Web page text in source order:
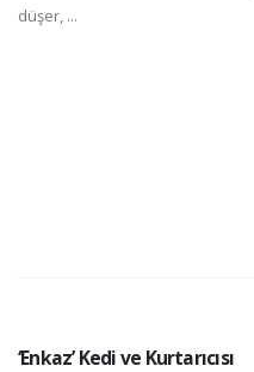
düşer, ...
‘Enkaz’ Kedi ve Kurtarıcısı